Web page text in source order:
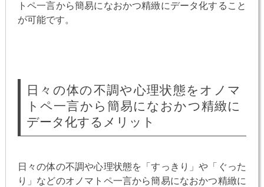
トペ一言から簡易になおかつ精緻にデータ化すること
が可能です。
日々の体の不調や心理状態をオノマ
トペ一言から簡易になおかつ精緻に
データ化するメリット
日々の体の不調や心理状態を「すっきり」や「ぐった
り」などのオノマトペ一言から簡易になおかつ精緻に